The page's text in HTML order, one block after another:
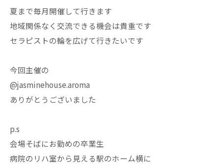
夏まで毎月開催して行きます
地域関係なく交流できる機会は貴重です
セラピストの輪を広げて行きたいです
今回主催の
@jasminehouse.aroma
ありがとうございました
p.s
会場そばにお勤めの卒業生
病院のリハ室から見える駅のホーム横に